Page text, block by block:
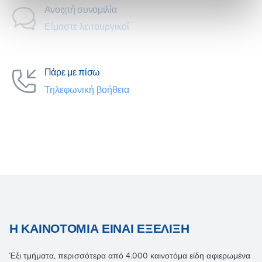
Ανοιχτή συνομιλία
Είμαστε λειτουργικοί
Πάρε με πίσω
Τηλεφωνική βοήθεια
Η ΚΑΙΝΟΤΟΜΊΑ ΕΊΝΑΙ ΕΞΈΛΙΞΗ
Έξι τμήματα, περισσότερα από 4.000 καινοτόμα είδη αφιερωμένα